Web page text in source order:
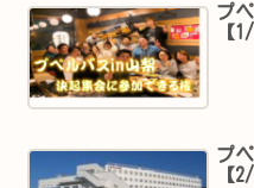
プ
【
プ
【